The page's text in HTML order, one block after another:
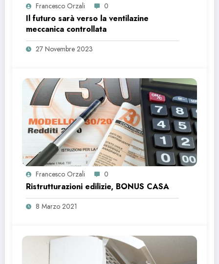
Francesco Orzali 0
Il futuro sarà verso la ventilazine
meccanica controllata
27 Novembre 2023
Francesco Orzali 0
Ristrutturazioni edilizie, BONUS CASA
8 Marzo 2021